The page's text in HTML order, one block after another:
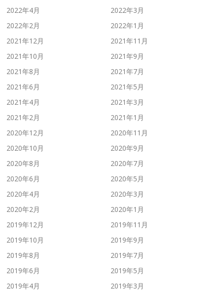
2022年4月
2022年3月
2022年2月
2022年1月
2021年12月
2021年11月
2021年10月
2021年9月
2021年8月
2021年7月
2021年6月
2021年5月
2021年4月
2021年3月
2021年2月
2021年1月
2020年12月
2020年11月
2020年10月
2020年9月
2020年8月
2020年7月
2020年6月
2020年5月
2020年4月
2020年3月
2020年2月
2020年1月
2019年12月
2019年11月
2019年10月
2019年9月
2019年8月
2019年7月
2019年6月
2019年5月
2019年4月
2019年3月